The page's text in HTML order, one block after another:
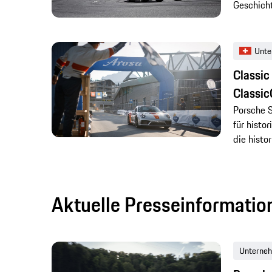
Porsche
für
die
Aktuelle